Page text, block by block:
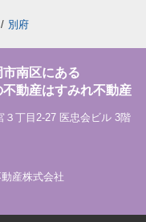
/ 別府
市南区にある
動産はすみれ不動産
３丁目2-27 医忠会ビル 3階
産株式会社